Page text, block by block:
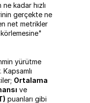
kadar hızlı
gerçekte ne
net metrikler
yürütme
Ortalama
puanları gibi